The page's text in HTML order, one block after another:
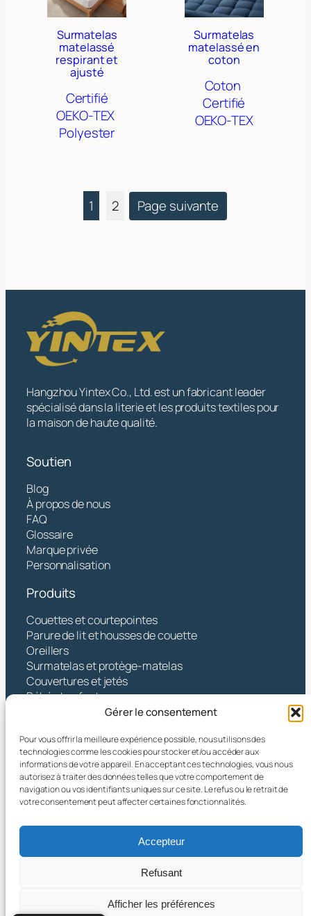
Gérer le consentement
Pour vous offrir la meilleure expérience possible, nous utilisons des
technologies comme les cookies pour stocker et/ou accéder aux
informations de votre appareil. En acceptant ces technologies, vous nous
autorisez à traiter des données telles que votre comportement de
navigation ou vos identifiants uniques sur ce site. Le refus ou le retrait de
votre consentement peut affecter certaines fonctionnalités.
Accepteur
Refusant
Afficher les préférences
Surmatelas
matelassé
respirant et
ajusté
Certifié
OEKO-TEX
Polyester
Surmatelas
matelassé en
coton
Coton
Certifié
OEKO-TEX
1 2 Page suivante
Hangzhou Yintex Co., Ltd. est un fabricant leader
spécialisé dans la literie et les produits textiles pour
la maison de haute qualité.
Soutien
Blog
À propos de nous
FAQ
Glossaire
Marque privée
Personnalisation
Produits
Couettes et courtepointes
Parure de lit et housses de couette
Oreillers
Surmatelas et protège-matelas
Couvertures et jetés
Bébé et enfants
Hangzhou Yintex Co., Ltd.
Adresse : NO.490 TANGZHISHA ROAD, XINJIE
STREET, XIAOSHAN DISTRICT, HANGZHOU CITY,
ZHEJIANG PR CHINE
yin@yintex.com.cn
Tél. : 86 137 77375088
Facebook X InstagramLinkedIn YouTube
© 2025 Hangzhou Yintex Co., Ltd.